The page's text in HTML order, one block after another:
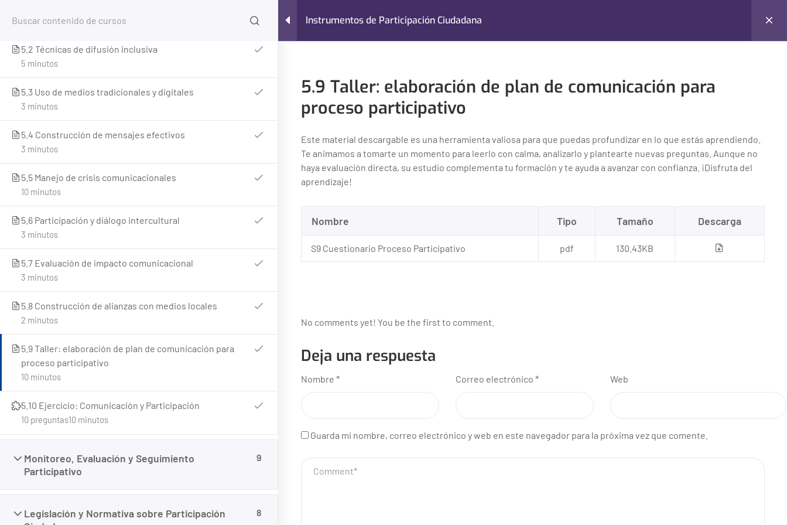
Inicio Nosotros Cursos Blog Contacto
Home
Instrumentos de Participación Ciudadana
8 minutos
5.2 Técnicas de difusión inclusiva
5 minutos
5.3 Uso de medios tradicionales y digitales
3 minutos
5.4 Construcción de mensajes efectivos
3 minutos
5.5 Manejo de crisis comunicacionales
10 minutos
5.6 Participación y diálogo intercultural
3 minutos
5.7 Evaluación de impacto comunicacional
3 minutos
5.8 Construcción de alianzas con medios locales
2 minutos
5.9 Taller: elaboración de plan de comunicación para
proceso participativo
10 minutos
5.10 Ejercicio: Comunicación y Participación
10 minutos
10 preguntas
Monitoreo, Evaluación y Seguimiento
Participativo
9
Legislación y Normativa sobre Participación
8
5.9 Taller: elaboración de plan de comunicación para
proceso participativo
Este material descargable es una herramienta valiosa para que puedas profundizar en lo que estás aprendiendo.
Te animamos a tomarte un momento para leerlo con calma, analizarlo y plantearte nuevas preguntas. Aunque no
haya evaluación directa, su estudio complementa tu formación y te ayuda a avanzar con confianza. ¡Disfruta del
aprendizaje!
Nombre Tipo Tamaño Descarga
S9 Cuestionario Proceso Participativo pdf 130.43KB
No comments yet! You be the first to comment.
Deja una respuesta
Nombre * Correo electrónico * Web
Guarda mi nombre, correo electrónico y web en este navegador para la próxima vez que comente.
¿Necesitas ayuda?
Contacto
Preguntas Frecuentes
Políticas de Privacidad
Categoría de Cursos
Gestión de Proyectos Públicos
Derechos de Uso
Asombro
Todos los Derechos de Autor
Creado con <3 por